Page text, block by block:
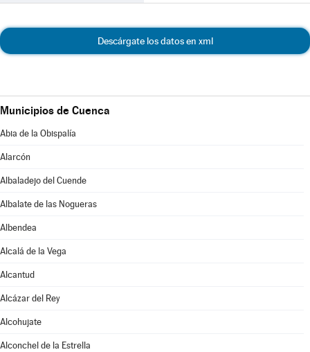
Descárgate los datos en xml
Municipios de Cuenca
Abia de la Obispalía
Alarcón
Albaladejo del Cuende
Albalate de las Nogueras
Albendea
Alcalá de la Vega
Alcantud
Alcázar del Rey
Alcohujate
Alconchel de la Estrella